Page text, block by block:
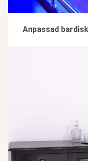
Anpassad